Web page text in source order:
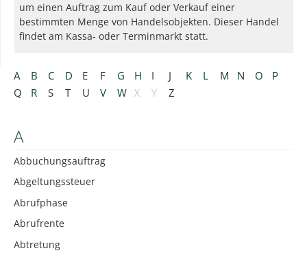
A B C D E F G H I J K L M N O
P
Q
R S T U V W X Y Z
A
Abbuchungsauftrag
Abgeltungssteuer
Abrufphase
Abrufrente
Abtretung
um einen Auftrag zum Kauf oder Verkauf einer
bestimmten Menge von Handelsobjekten. Dieser Handel
findet am Kassa- oder Terminmarkt statt.